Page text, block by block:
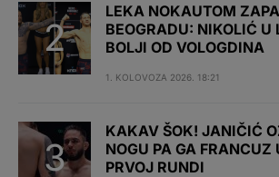
LEKA NOKAUTOM
BEOGRADU: NIKOLIĆ U
BOLJI OD VOLOGDINA
1. KOLOVOZA 2026. 18:21
KAKAV ŠOK! JANIČIĆ
NOGU PA GA FRANCUZ
PRVOJ RUNDI